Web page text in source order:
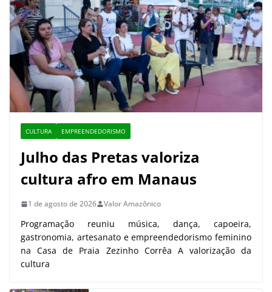
CULTURA EMPREENDEDORISMO
Julho das Pretas valoriza
cultura afro em Manaus
1 de agosto de 2026 Valor Amazônico
Programação reuniu música, dança, capoeira,
gastronomia, artesanato e empreendedorismo feminino
na Casa de Praia Zezinho Corrêa A valorização da
cultura